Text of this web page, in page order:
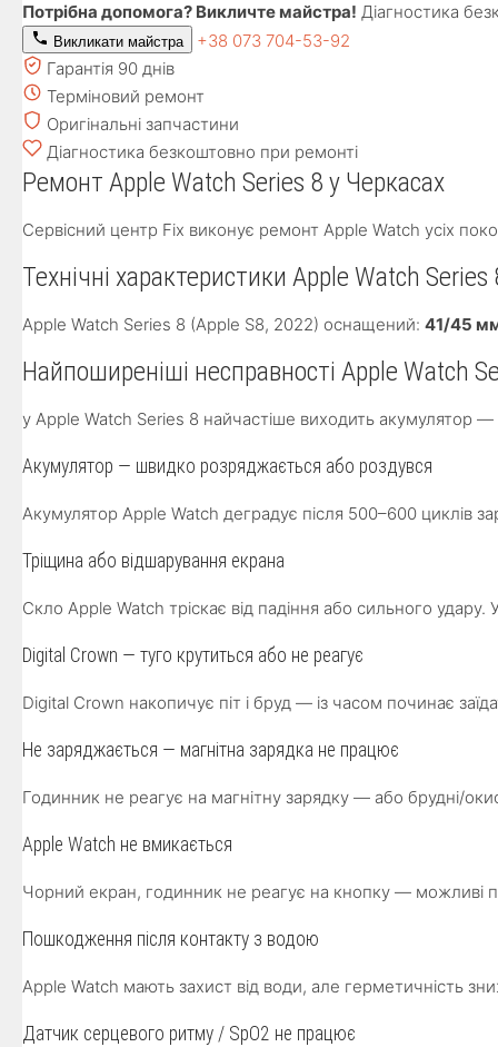
Потрібна допомога? Викличте майстра! Діагностика
Викликати майстра
+38 073 704-53-92
Гарантія 90 днів
Терміновий ремонт
Оригінальні запчастини
Діагностика безкоштовно при ремонті
Ремонт Apple Watch Series 8 у Черкасах
Сервісний центр Fix виконує ремонт Apple Watch усіх
Технічні характеристики Apple Watch
Apple Watch Series 8 (Apple S8, 2022) оснащений: 41/45 мм
Найпоширеніші несправності Apple Watch
у Apple Watch Series 8 найчастіше виходить акумулятор
Акумулятор — швидко розряджається або роздувся
Акумулятор Apple Watch деградує після 500–600 циклів
Тріщина або відшарування екрана
Скло Apple Watch тріскає від падіння або сильного
Digital Crown — туго крутиться або не реагує
Digital Crown накопичує піт і бруд — із часом починає
Не заряджається — магнітна зарядка не працює
Годинник не реагує на магнітну зарядку — або брудні/
Apple Watch не вмикається
Чорний екран, годинник не реагує на кнопку — можливі
Пошкодження після контакту з водою
Apple Watch мають захист від води, але герметичність
Датчик серцевого ритму / SpO2 не працює